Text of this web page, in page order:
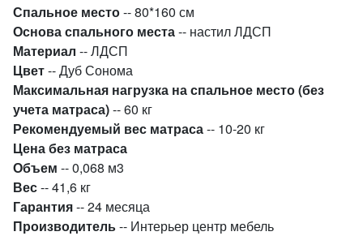
Спальное место-- 80*160 см
Основа спального места-- настил ЛДСП
Материал -- ЛДСП
Цвет-- Дуб Сонома
Максимальная нагрузка на спальное место(без
учета матраса)-- 60 кг
Рекомендуемый вес матраса-- 10-20 кг
Цена без матраса
Объем -- 0,068 м3
Вес-- 41,6 кг
Гарантия-- 24 месяца
Производитель-- Интерьер центр мебель